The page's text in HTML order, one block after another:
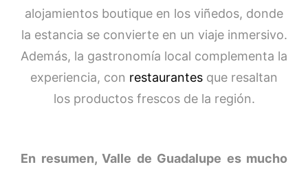
alojamientos boutique en los viñedos, donde
la estancia se convierte en un viaje inmersivo.
Además, la gastronomía local complementa la
experiencia, con restaurantes que resaltan
los productos frescos de la región.
En resumen, Valle de Guadalupe es mucho